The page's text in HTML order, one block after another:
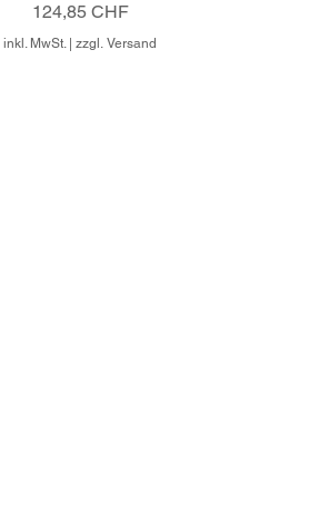
Preis
124,85 CHF
inkl. MwSt. | zzgl. Versand